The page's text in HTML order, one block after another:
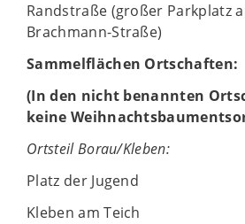
Randstraße (großer Parkplatz
Brachmann-Straße)
Sammelflächen Ortschaften:
(In den nicht benannten
keine
Ortsteil Borau/Kleben:
Platz der Jugend
Kleben am Teich